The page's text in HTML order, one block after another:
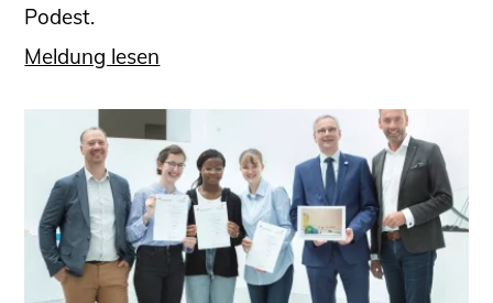
Podest.
Meldung lesen